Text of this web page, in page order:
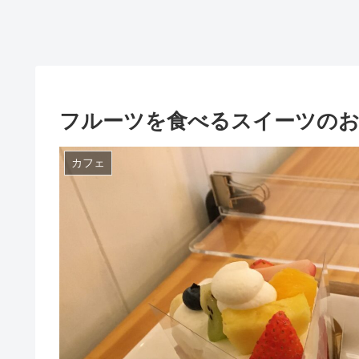
フルーツを食べるスイーツの
カフェ